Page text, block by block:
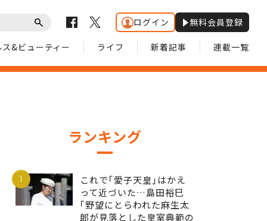
ログイン 無料会員登録
ス&ビューティー ライフ 新着記事 連載一覧
ランキング
1
これで｢愛子天皇｣はかえ
って近づいた…島田裕巳
｢野望にとらわれた麻生太
郎が見落とした皇室典範の